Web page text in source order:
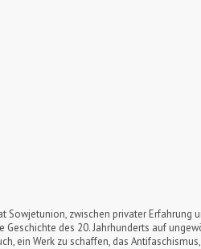
zwischen privater Erfahrung
Geschichte des 20. Jahrhunderts auf
ein Werk zu schaffen, das